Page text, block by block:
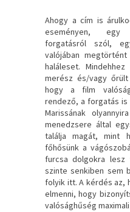
Ahogy a cím is
eseményen, egy
forgatásról szól,
valójában
haláleset.
merész és/vagy őrült
hogy a film
rendező, a forgatás
Marissának
menedzsere által
találja magát, mint
főhősünk a
furcsa dolgokra
szinte senkiben sem
folyik itt. A kérdés az,
elmenni, hogy
valósághűség